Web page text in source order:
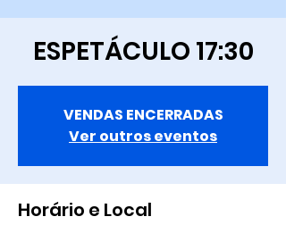
ESPETÁCULO 17:30
VENDAS ENCERRADAS
Ver outros eventos
Horário e Local